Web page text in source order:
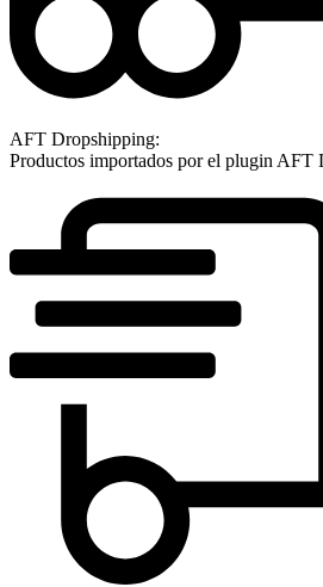
AFT Dropshipping:
Productos importados por el plugin AFT